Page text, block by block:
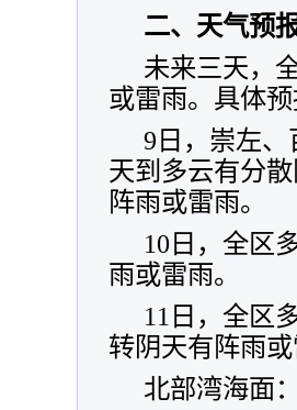
二、天气预
未来三天，
或雷雨。具体预
9日，崇左
天到多云有分
阵雨或雷雨。
10日，全区
雨或雷雨。
11日，全区
转阴天有阵雨
北部湾海面：